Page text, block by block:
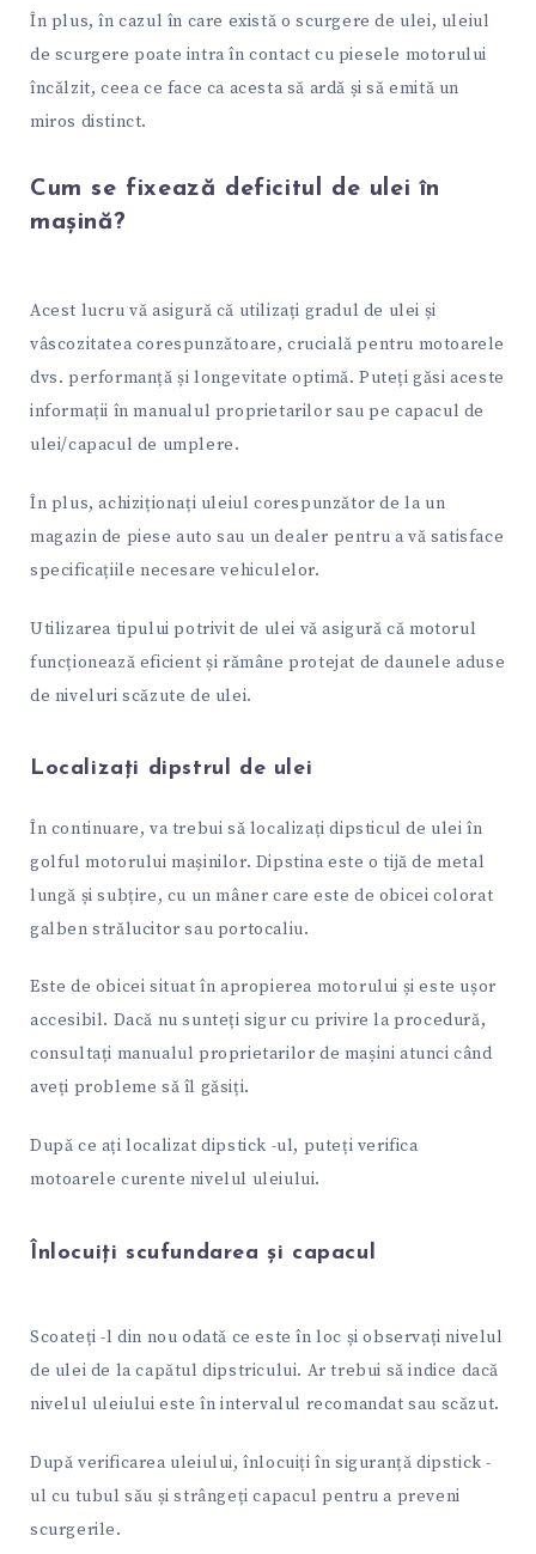
În plus, în cazul în care există o scurgere de ulei, uleiul
de scurgere poate intra în contact cu piesele motorului
încălzit, ceea ce face ca acesta să ardă și să emită un
miros distinct.
Cum se fixează deficitul de ulei în
mașină?
Acest lucru vă asigură că utilizați gradul de ulei și
vâscozitatea corespunzătoare, crucială pentru motoarele
dvs. performanță și longevitate optimă. Puteți găsi aceste
informații în manualul proprietarilor sau pe capacul de
ulei/capacul de umplere.
În plus, achiziționați uleiul corespunzător de la un
magazin de piese auto sau un dealer pentru a vă satisface
specificațiile necesare vehiculelor.
Utilizarea tipului potrivit de ulei vă asigură că motorul
funcționează eficient și rămâne protejat de daunele aduse
de niveluri scăzute de ulei.
Localizați dipstrul de ulei
În continuare, va trebui să localizați dipsticul de ulei în
golful motorului mașinilor. Dipstina este o tijă de metal
lungă și subțire, cu un mâner care este de obicei colorat
galben strălucitor sau portocaliu.
Este de obicei situat în apropierea motorului și este ușor
accesibil. Dacă nu sunteți sigur cu privire la procedură,
consultați manualul proprietarilor de mașini atunci când
aveți probleme să îl găsiți.
După ce ați localizat dipstick -ul, puteți verifica
motoarele curente nivelul uleiului.
Înlocuiți scufundarea și capacul
Scoateți -l din nou odată ce este în loc și observați nivelul
de ulei de la capătul dipstricului. Ar trebui să indice dacă
nivelul uleiului este în intervalul recomandat sau scăzut.
După verificarea uleiului, înlocuiți în siguranță dipstick -
ul cu tubul său și strângeți capacul pentru a preveni
scurgerile.